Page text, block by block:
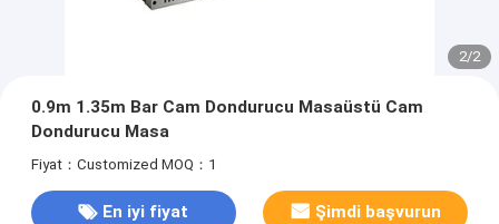
2/2
0.9m 1.35m Bar Cam Dondurucu Masaüstü Cam
Dondurucu Masa
Fiyat：Customized MOQ：1
En iyi fiyat Şimdi başvurun